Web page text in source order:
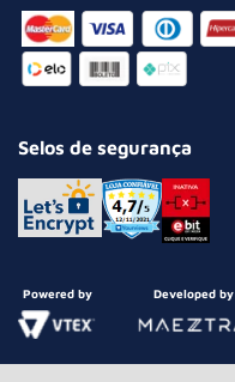
Selos de segurança
Powered by Developed by